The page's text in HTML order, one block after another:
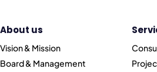
About us
Vision & Mission
Board & Management